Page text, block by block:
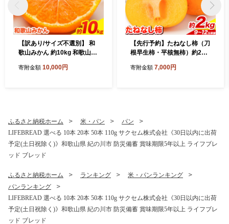
【訳あり/サイズ不選別】 和
歌山みかん 約10kg 和歌山県
出荷予定(土日祝除く)》たっ
寄附金額 10,000円
【先行予約】たねなし柿（刀
根早生柿・平核無柿）約2kg
月中旬-11月上旬頃出荷》 和
寄附金額 7,000円
ふるさと納税ホーム 米・パン
パン
LIFEBREAD 選べる 10本 20本 50本 110g サクセム株式会社《30日以内に出荷
予定(土日祝除く)》和歌山県 紀の川市 防災備蓄 賞味期限5年以上 ライフブレ
ッド ブレッド
ふるさと納税ホーム ランキング
米・パンランキング
パンランキング
LIFEBREAD 選べる 10本 20本 50本 110g サクセム株式会社《30日以内に出荷
予定(土日祝除く)》和歌山県 紀の川市 防災備蓄 賞味期限5年以上 ライフブレ
ッド ブレッド